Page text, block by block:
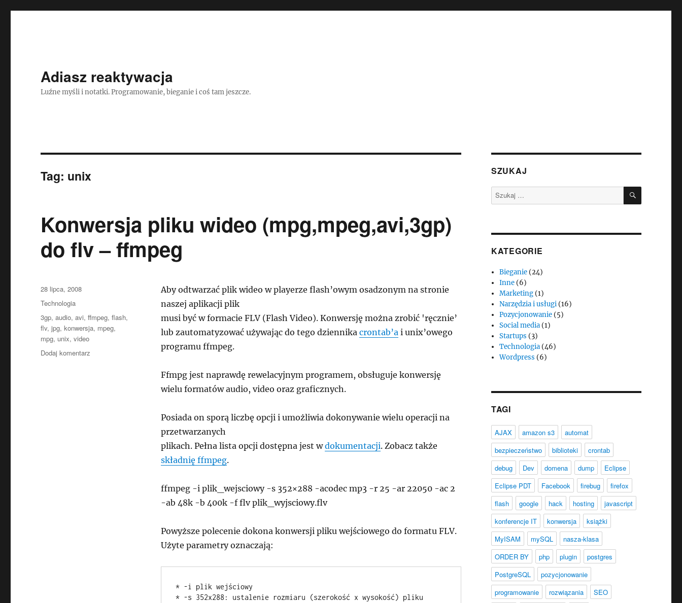
Adiasz reaktywacja
Luźne myśli i notatki. Programowanie, bieganie i coś tam jeszcze.
Tag: unix
Konwersja pliku wideo (mpg,mpeg,avi,3gp)
do flv – ffmpeg
Aby odtwarzać plik wideo w playerze flash’owym osadzonym na stronie
naszej aplikacji plik
musi być w formacie FLV (Flash Video). Konwersję można zrobić 'ręcznie’
lub zautomatyzować używając do tego dziennika crontab’ai unix’owego
programu ffmpeg.
Ffmpg jest naprawdę rewelacyjnym programem, obsługuje konwersję
wielu formatów audio, video oraz graficznych.
Posiada on sporą liczbę opcji i umożliwia dokonywanie wielu operacji na
przetwarzanych
plikach. Pełna lista opcji dostępna jest wdokumentacji. Zobacz także
składnię ffmpeg.
ffmpeg -i plik_wejsciowy -s 352×288 -acodec mp3 -r 25 -ar 22050 -ac 2
-ab 48k -b 400k -f flv plik_wyjsciowy.flv
Powyższe polecenie dokona konwersji pliku wejściowego do formatu FLV.
Użyte parametry oznaczają:
* -i plik wejściowy
* -s 352x288: ustalenie rozmiaru (szerokość x wysokość) pliku
Data
publikacji
28 lipca, 2008
Kategorie
Technologia
Tagi
3gp,audio,avi,ffmpeg,flash,
flv,jpg,konwersja, mpeg,
mpg, unix,video
Dodaj komentarz
SZUKAJ
Szukaj: SZUKAJ
KATEGORIE
Bieganie (24)
Inne (6)
Marketing (1)
Narzędzia i usługi (16)
Pozycjonowanie (5)
Social media (1)
Startups (3)
Technologia (46)
Wordpress (6)
TAGI
AJAX amazon s3
automat
bezpieczeństwo
biblioteki
crontab
debug
Dev domena dump
Eclipse
Eclipse PDT
Facebook firebug
firefox
flash
google hack hosting
javascript
konferencje IT
konwersja
książki
MyISAM
mySQL
nasza-klasa
ORDER BY
php plugin
postgres
PostgreSQL
pozycjonowanie
programowanie
rozwiązania
SEO